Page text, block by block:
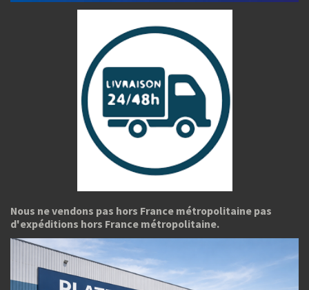
Nous ne vendons pas hors France métropolitaine pas
d'expéditions hors France métropolitaine.